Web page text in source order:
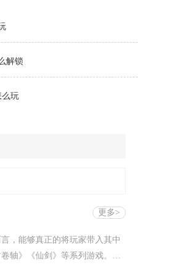
解锁
么玩
更多>
，能够真正的将玩家带入其中
轴》《仙剑》等系列游戏。下